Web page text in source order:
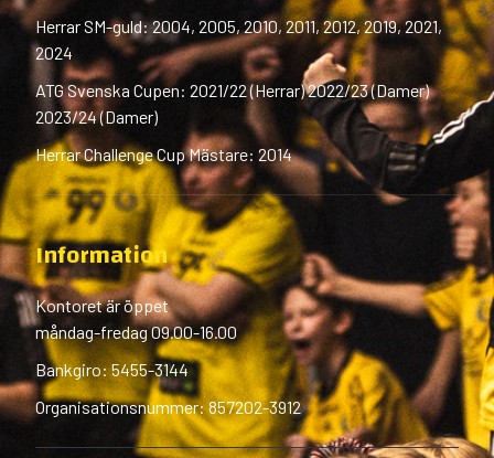
Herrar SM-guld: 2004, 2005, 2010, 2011, 2012, 2019, 2021,
2024
ATG Svenska Cupen: 2021/22 (Herrar) 2022/23 (Damer)
2023/24 (Damer)
Herrar Challenge Cup Mästare: 2014
Information
Kontoret är öppet
måndag-fredag 09.00-16.00
Bankgiro: 5455-3144
Organisationsnummer: 857202-3912